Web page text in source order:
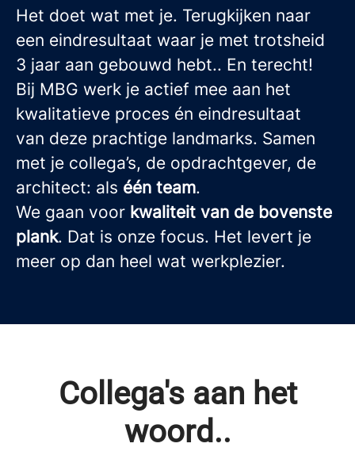
Het doet wat met je. Terugkijken naar
een eindresultaat waar je met trotsheid
3 jaar aan gebouwd hebt.. En terecht!
Bij MBG werk je actief mee aan het
kwalitatieve proces én eindresultaat
van deze prachtige landmarks. Samen
met je collega’s, de opdrachtgever, de
architect: als één team.
We gaan voor kwaliteit van de bovenste
plank. Dat is onze focus. Het levert je
meer op dan heel wat werkplezier.
Collega's aan het
woord..